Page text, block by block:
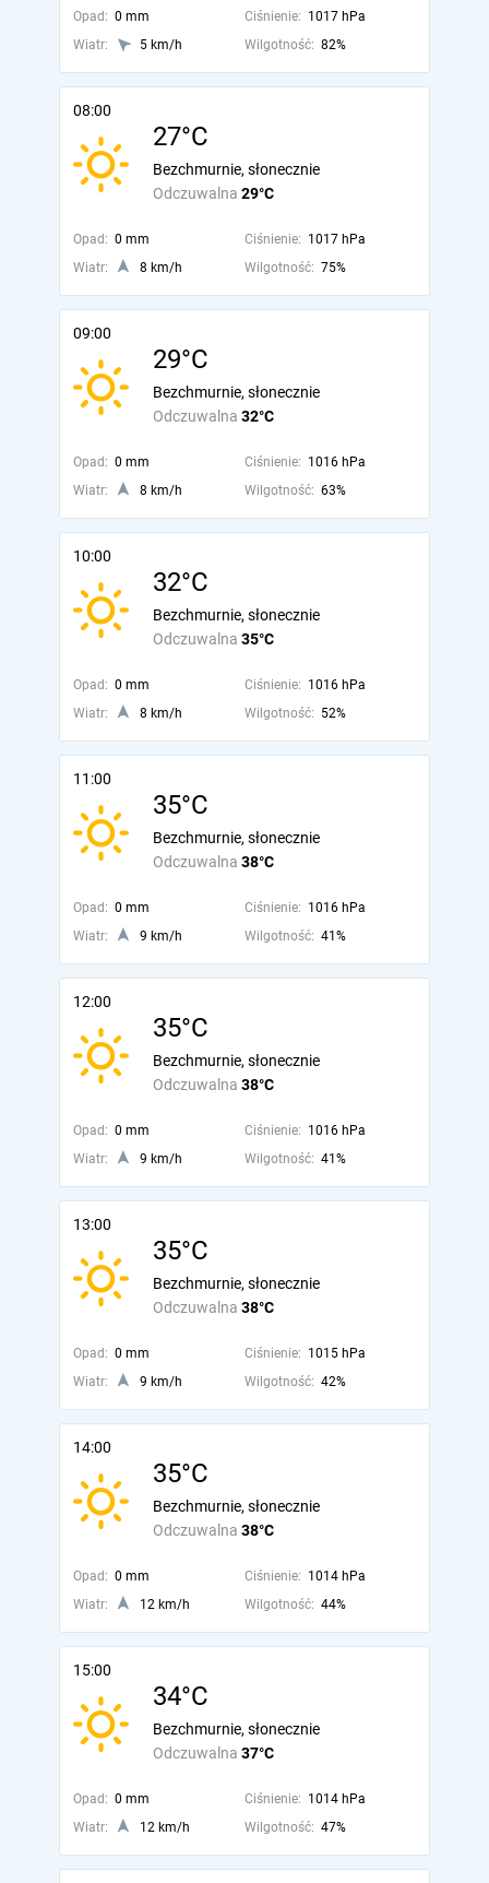
Opad: 0 mm Ciśnienie: 1017 hPa
Wiatr:
5 km/h Wilgotność: 82%
08:00
27°C
Odczuwalna 29°C
Bezchmurnie, słonecznie
Opad: 0 mm Ciśnienie: 1017 hPa
Wiatr:
8 km/h Wilgotność: 75%
09:00
29°C
Odczuwalna 32°C
Bezchmurnie, słonecznie
Opad: 0 mm Ciśnienie: 1016 hPa
Wiatr:
8 km/h Wilgotność: 63%
10:00
32°C
Odczuwalna 35°C
Bezchmurnie, słonecznie
Opad: 0 mm Ciśnienie: 1016 hPa
Wiatr:
8 km/h Wilgotność: 52%
11:00
35°C
Odczuwalna 38°C
Bezchmurnie, słonecznie
Opad: 0 mm Ciśnienie: 1016 hPa
Wiatr:
9 km/h Wilgotność: 41%
12:00
35°C
Odczuwalna 38°C
Bezchmurnie, słonecznie
Opad: 0 mm Ciśnienie: 1016 hPa
Wiatr:
9 km/h Wilgotność: 41%
13:00
35°C
Odczuwalna 38°C
Bezchmurnie, słonecznie
Opad: 0 mm Ciśnienie: 1015 hPa
Wiatr:
9 km/h Wilgotność: 42%
14:00
35°C
Odczuwalna 38°C
Bezchmurnie, słonecznie
Opad: 0 mm Ciśnienie: 1014 hPa
Wiatr:
12 km/h Wilgotność: 44%
15:00
34°C
Odczuwalna 37°C
Bezchmurnie, słonecznie
Opad: 0 mm Ciśnienie: 1014 hPa
Wiatr:
12 km/h Wilgotność: 47%